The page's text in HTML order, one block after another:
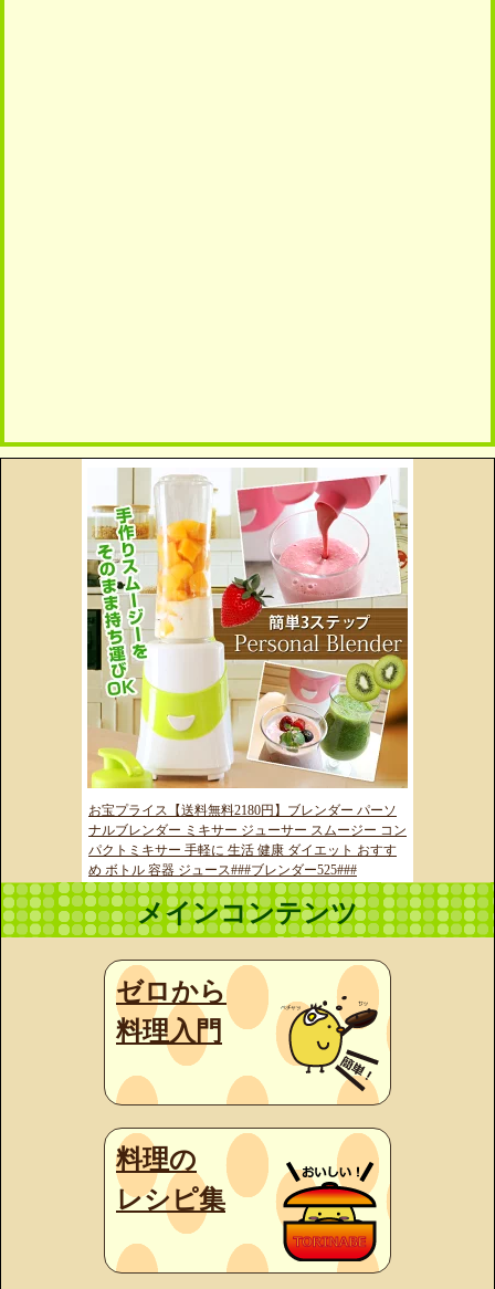
お宝プライス【送料無料2180円】ブレンダー パーソ
ナルブレンダー ミキサー ジューサー スムージー コン
パクトミキサー 手軽に 生活 健康 ダイエット おすす
め ボトル 容器 ジュース###ブレンダー525###
メインコンテンツ
ゼロから
料理入門
料理の
レシピ集